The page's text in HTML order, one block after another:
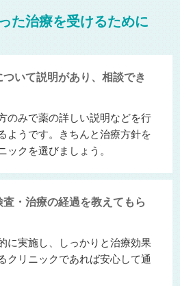
た治療を受けるために
いて説明があり、相談でき
のみで薬の詳しい説明などを行
ようです。きちんと治療方針を
ックを選びましょう。
査・治療の経過を教えてもら
に実施し、しっかりと治療効果
クリニックであれば安心して通